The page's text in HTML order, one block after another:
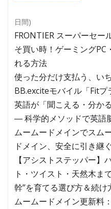
日間)
FRONTIER スーパーセー
そ買い時！ゲーミング
れる方法
使った分だけ支払う、い
BB.exciteモバイル「Fitプ
英語が「聞こえる・分か
― 科学的メソッドで英語
ムームードメインでスム
ドメイン、安全に引き継
【アシストステッパー】
ト・ツイスト・天然木ま
幹”を育てる選び方＆続け
ムームードメイン更新料